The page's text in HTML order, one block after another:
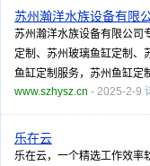
苏州瀚洋水族设备有限
苏州瀚洋水族设备有限公司
定制、苏州玻璃鱼缸定制、
鱼缸定制服务，苏州鱼缸定
www.szhysz.cn - 2025-2-9
乐在云
乐在云，一个精选工作效率